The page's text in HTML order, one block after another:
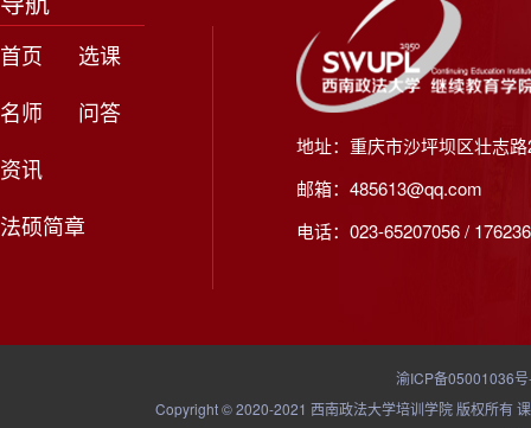
首页
选课
名师
问答
资讯
法硕简章
地址：重庆市沙坪坝区壮志
邮箱：485613@qq.com
电话：023-65207056 /
渝ICP备05001036
Copyright © 2020-2021 西南政法大学培训学院 版权所有